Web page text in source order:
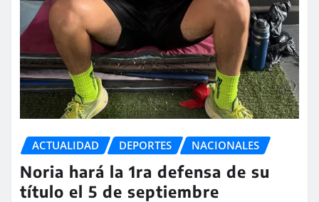
ACTUALIDAD DEPORTES NACIONALES
Noria hará la 1ra defensa de su
título el 5 de septiembre